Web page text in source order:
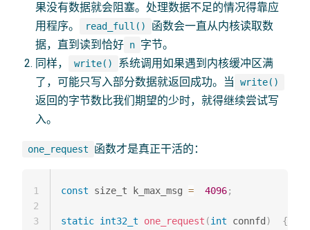
果没有数据就会阻塞。处理数据不足的情况得靠应
用程序。
read_full()
函数会一直从内核读取数
据，直到读到恰好 n 字节。
同样，
write()
系统调用如果遇到内核缓冲区满
了，可能只写入部分数据就返回成功。当
write()
返回的字节数比我们期望的少时，就得继续尝试写
入。
one_request 函数才是真正干活的：
const size_t k_max_msg = 4096;
static int32_t one_request (int connfd )
{
1
2
3